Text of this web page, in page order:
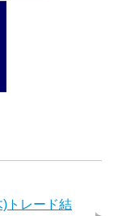
トレード結